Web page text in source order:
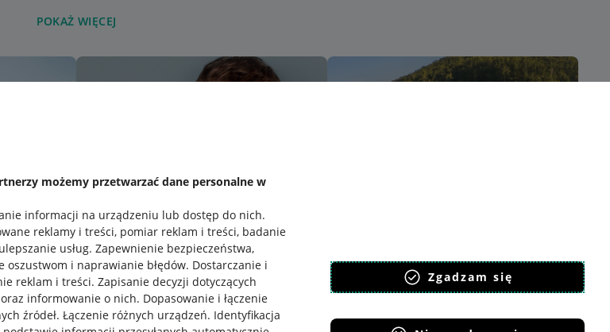
możemy przetwarzać dane personalne w
informacji na urządzeniu lub dostęp do nich.
reklamy i treści, pomiar reklam i treści, badanie
usług. Zapewnienie bezpieczeństwa,
oszustwom i naprawianie błędów. Dostarczanie i
reklam i treści. Zapisanie decyzji dotyczących
informowanie o nich. Dopasowanie i łączenie
źródeł. Łączenie różnych urządzeń. Identyfikacja
Zgadzam się
POKAŻ WIĘCEJ